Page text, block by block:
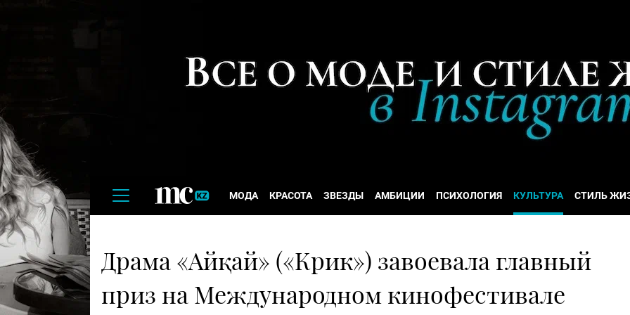
МОДА КРАСОТА ЗВЕЗДЫ АМБИЦИИ ПСИХОЛОГИЯ КУЛЬТУРА СТИЛЬ
Драма «Айқай» («Крик») завоевала главный
приз на Международном кинофестивале